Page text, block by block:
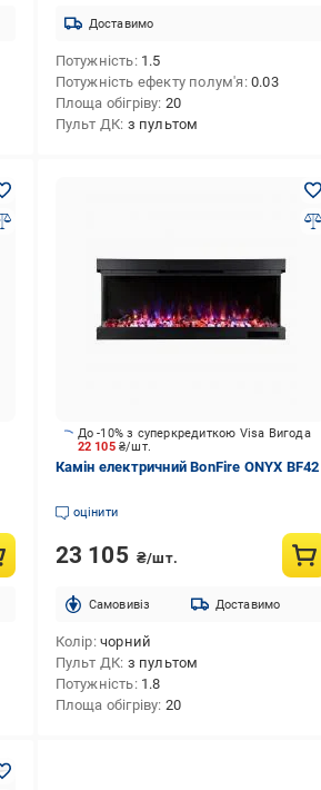
Доставимо
Потужність 1.5
Потужність ефекту полум'я 0.03
Площа обігріву 20
Пульт ДК з пультом
22 105₴/шт.
До -10% з суперкредиткою Visa Вигода
Камін електричний BonFire ONYX BF42
оцінити
23 105 ₴/шт.
Cамовивіз Доставимо
Колір чорний
Пульт ДК з пультом
Потужність 1.8
Площа обігріву 20